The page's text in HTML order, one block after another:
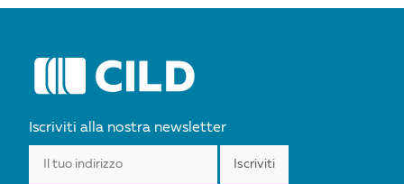
Iscriviti alla nostra newsletter